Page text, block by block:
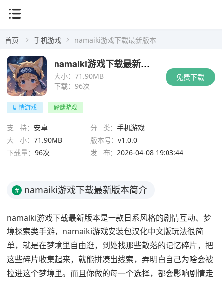
首页 手机游戏 namaiki游戏下载最新版本
免费下载
大小： 71.90MB
下载： 96次
namaiki游戏下载最新版本
剧情游戏 解谜游戏
支 持： 安卓 分 类： 手机游戏
大 小： 71.90MB 版本号： v1.0.0
下载量： 96次 发 布： 2026-04-08 19:03:44
# namaiki游戏下载最新版本简介
namaiki游戏下载最新版本是一款日系风格的剧情互动、梦
境探索类手游，namaiki游戏安装包汉化中文版玩法很简
单，就是在梦境里自由逛，到处找那些散落的记忆碎片，把
这些碎片收集起来，就能拼凑出线索，弄明白自己为啥会被
拉进这个梦境里。而且你做的每一个选择，都会影响剧情走